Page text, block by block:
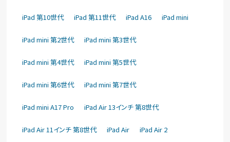
iPad 第10世代 iPad 第11世代 iPad A16 iPad mini
iPad mini 第2世代 iPad mini 第3世代
iPad mini 第4世代 iPad mini 第5世代
iPad mini 第6世代 iPad mini 第7世代
iPad mini A17 Pro iPad Air 13インチ 第8世代
iPad Air 11インチ 第8世代 iPad Air iPad Air 2